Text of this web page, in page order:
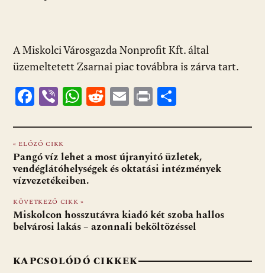
A Miskolci Városgazda Nonprofit Kft. által
üzemeltetett Zsarnai piac továbbra is zárva tart.
F
e
b
o
o
k
Vi
er
W
at
s
A
p
p
R
d
di
t
E
ai
l
Pr
t za
m
e
« ELŐZŐ CIKK
Pangó víz lehet a most újranyitó üzletek,
vendéglátóhelységek és oktatási intézmények
vízvezetékeiben.
KÖVETKEZŐ CIKK »
Miskolcon hosszutávra kiadó két szoba hallos
belvárosi lakás – azonnali beköltözéssel
KAPCSOLÓDÓ CIKKEK